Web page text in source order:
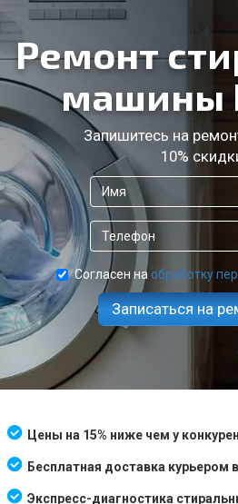
Ремонт
машины
Запишитесь на
10%
Согласен на обработку
Записаться на
Цены на 15% ниже чем у
Бесплатная доставка курьером
Экспресс-диагностика